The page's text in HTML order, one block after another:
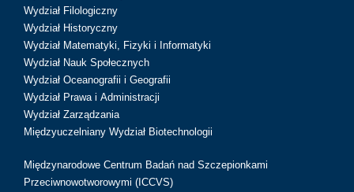
Wydział Filologiczny
Wydział Historyczny
Wydział Matematyki, Fizyki i Informatyki
Wydział Nauk Społecznych
Wydział Oceanografii i Geografii
Wydział Prawa i Administracji
Wydział Zarządzania
Międzyuczelniany Wydział Biotechnologii
Międzynarodowe Centrum Badań nad Szczepionkami
Przeciwnowotworowymi (ICCVS)